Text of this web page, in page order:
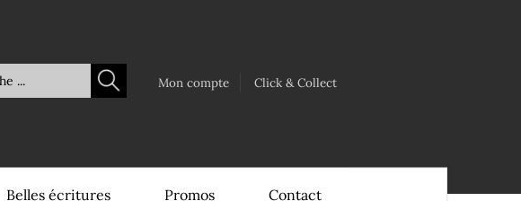
Mon compte Click & Collect
Belles écritures Promos Contact